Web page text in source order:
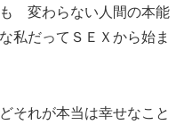
変わらない人間の本能
私だってＳＥＸから始ま
それが本当は幸せなこと